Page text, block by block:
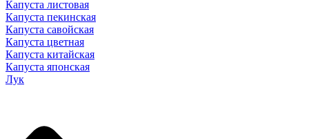
Капуста листовая
Капуста пекинская
Капуста савойская
Капуста цветная
Капуста китайская
Капуста японская
Лук